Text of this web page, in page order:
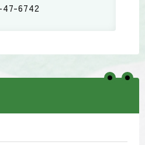
47-6742